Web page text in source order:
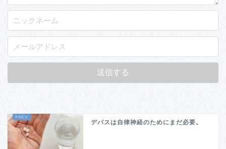
デパスは自律神経のためにまだ必要。